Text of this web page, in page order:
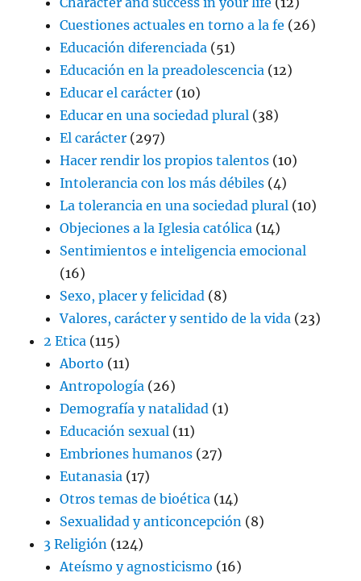
Cuestiones actuales en torno a la fe (26)
Educación diferenciada (51)
Educación en la preadolescencia (12)
Educar el carácter (10)
Educar en una sociedad plural (38)
El carácter (297)
Hacer rendir los propios talentos (10)
Intolerancia con los más débiles (4)
La tolerancia en una sociedad plural (10)
Objeciones a la Iglesia católica (14)
Sentimientos e inteligencia emocional
(16)
Sexo, placer y felicidad (8)
Valores, carácter y sentido de la vida (23)
2 Etica (115)
Aborto (11)
Antropología (26)
Demografía y natalidad (1)
Educación sexual (11)
Embriones humanos (27)
Eutanasia (17)
Otros temas de bioética (14)
Sexualidad y anticoncepción (8)
3 Religión (124)
Ateísmo y agnosticismo (16)